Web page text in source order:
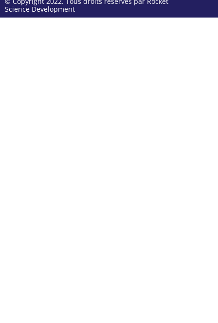
Science Development